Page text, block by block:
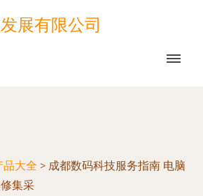
展有限公司
品大全 > 成都数码科技服务指南 电脑
集采